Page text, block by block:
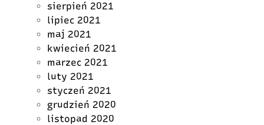
sierpień 2021
lipiec 2021
maj 2021
kwiecień 2021
marzec 2021
luty 2021
styczeń 2021
grudzień 2020
listopad 2020